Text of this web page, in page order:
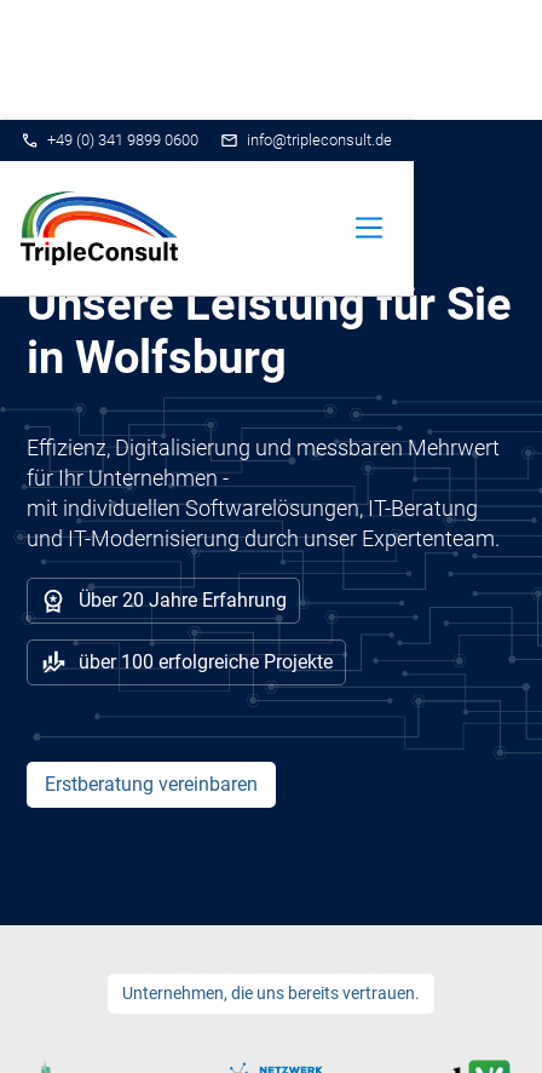
+49 (0) 341 9899 0600 info@tripleconsult.de
Unsere Leistung für Sie
in Wolfsburg
Effizienz, Digitalisierung und messbaren Mehrwert
für Ihr Unternehmen -
mit individuellen Softwarelösungen, IT-Beratung
und IT-Modernisierung durch unser Expertenteam.
Über 20 Jahre Erfahrung
über 100 erfolgreiche Projekte
Erstberatung vereinbaren
Unternehmen, die uns bereits vertrauen.